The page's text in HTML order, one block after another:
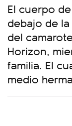
El cuerpo
debajo de
del
Horizon,
familia. El
medio